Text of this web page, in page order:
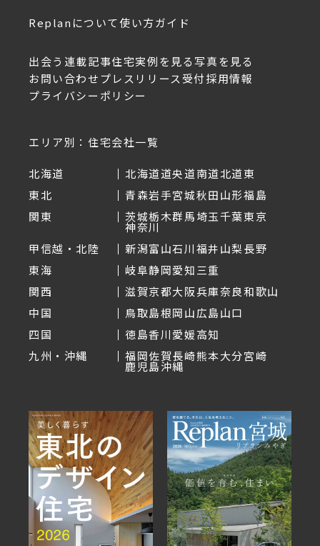
Replanについて使い方ガイド
出会う 連載記事住宅実例を見る写真を見る
お問い合わせ プレスリリース受付採用情報
プライバシーポリシー
エリア別：住宅会社一覧
北海道 北海道道央道南道北道東
東北
青森岩手宮城秋田山形福島
関東
茨城栃木群馬埼玉千葉東京
神奈川
甲信越・北陸
新潟富山石川福井山梨長野
東海
岐阜静岡愛知三重
関西
滋賀京都大阪兵庫奈良和歌山
中国
鳥取島根岡山広島山口
四国
徳島香川愛媛高知
九州・沖縄
福岡佐賀長崎熊本大分宮崎
鹿児島沖縄